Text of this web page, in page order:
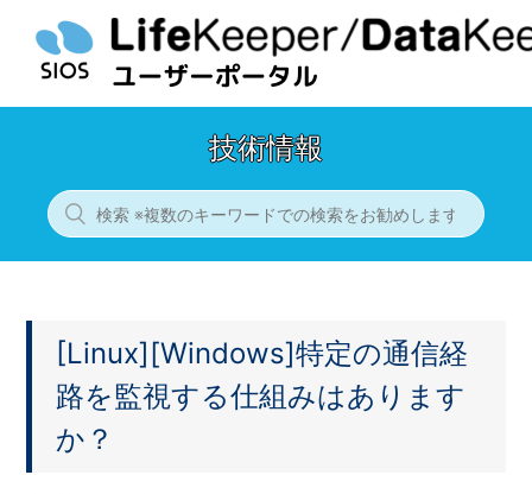
技術情報
[Linux][Windows]特定の通信経
路を監視する仕組みはあります
か？